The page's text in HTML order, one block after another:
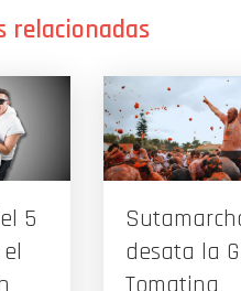
5
desata la